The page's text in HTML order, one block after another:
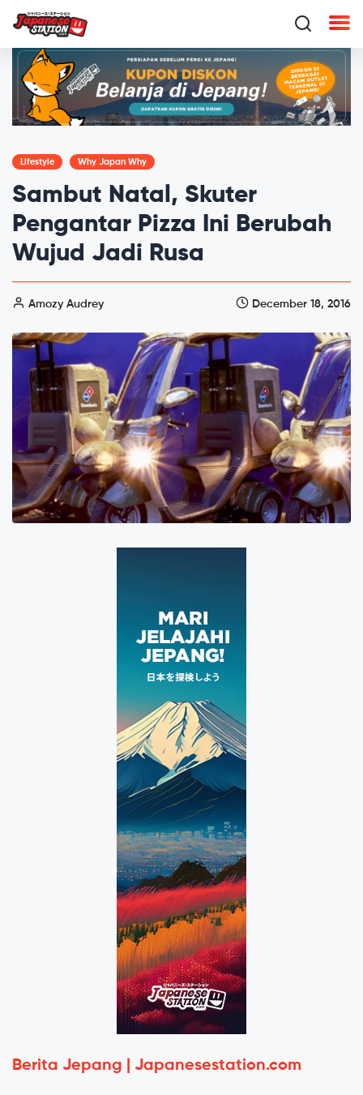
Lifestyle Why Japan Why
Sambut Natal, Skuter
Pengantar Pizza Ini Berubah
Wujud Jadi Rusa
Amozy Audrey December 18, 2016
Berita Jepang | Japanesestation.com